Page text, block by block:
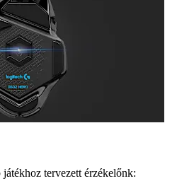
tervezett érzékelőnk: